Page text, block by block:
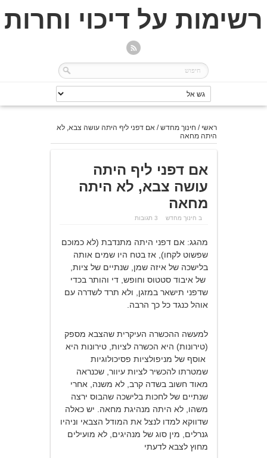
רשימות על דיכוי וחרות
ראשי / חינוך מחדש/ אם דפני ליף היתה עושה צבא, לא
היתה מחאה
אם דפני ליף היתה
עושה צבא, לא היתה
מחאה
ב חינוך מחדש 3 תגובות
מהגג: אם דפני היתה מתנדבת (לא כמוכם
שפשוט לקחו), אז בטח היו שמים אותה
בלישכה של איזה שמן, שנתיים של ציות,
של איבוד סטטוס וחופש, די והותר בכדי
שדפני תישאר במזגן, ולא תרד לשדרה עם
אוהל כנגד כל כך הרבה.
למעשה ההכשרה העיקרית שהצבא מספק
(טירונות) היא הכשרה לציות, טירונות היא
אוסף של מניפולציות פסיכולוגיות
שמטרתו להכשיר לציות עיוור, שכנראה
מאוד חשוב בשדה קרב, לא משנה, אחרי
שנתיים של לחכות בלישכה שהבוס ירצה
משהו, לא היתה מנהיגת מחאה. יש כאלה
שדווקא למדו לנצל את המודל הצבאי וניהיו
גנרלים, מין סוג של מנהיגים, לא מועילים
מחוץ לצבא לדעתי